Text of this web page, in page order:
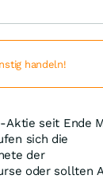
Aktie seit Ende
sich die
der
oder sollten
handeln!